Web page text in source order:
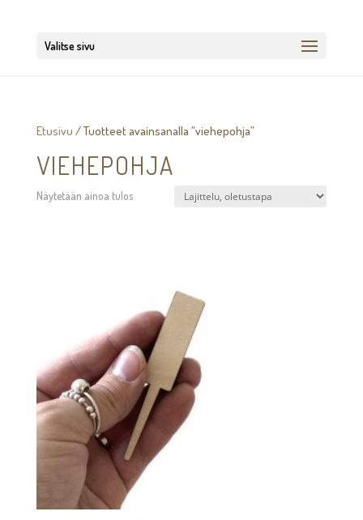
Valitse sivu
Etusivu / Tuotteet avainsanalla “viehepohja”
VIEHEPOHJA
Näytetään ainoa tulos